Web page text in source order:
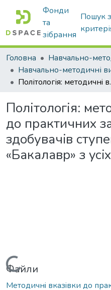
Фонди
та
зібрання
Пошук
Головна
Політологія: методичнi
Політологія:
до практичних
здобувачiв
«Бакалавр» з
Вантажиться...
Файли
Методичнi вказiвки до